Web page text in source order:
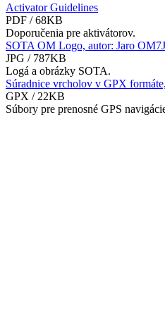
Activator Guidelines
PDF / 68KB
Doporučenia pre aktivátorov.
SOTA OM Logo, autor: Jaro
JPG / 787KB
Logá a obrázky SOTA.
Súradnice vrcholov v GPX
GPX / 22KB
Súbory pre prenosné GPS